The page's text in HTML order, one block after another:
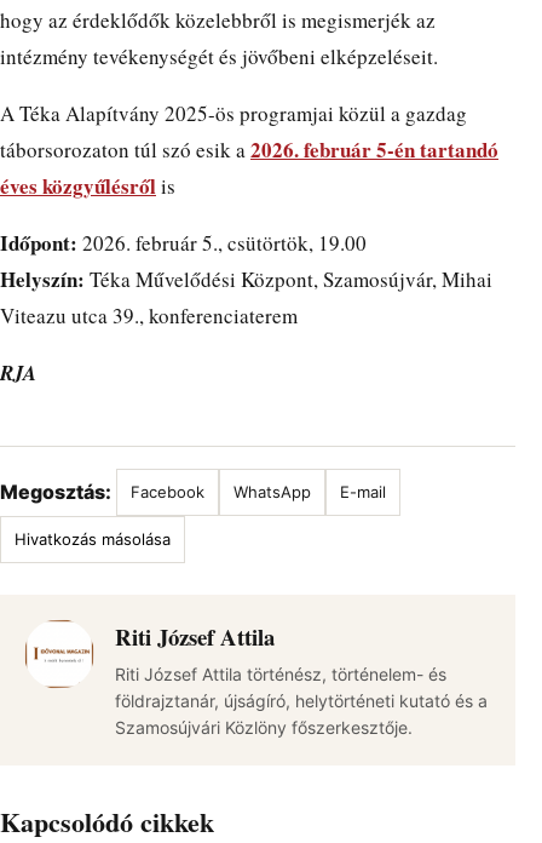
hogy az érdeklődők közelebbről is megismerjék az
intézmény tevékenységét és jövőbeni elképzeléseit.
A Téka Alapítvány 2025-ös programjai közül a gazdag
táborsorozaton túl szó esik a2026. február 5-én tartandó
éves közgyűlésrőlis
Időpont: 2026. február 5., csütörtök, 19.00
Helyszín: Téka Művelődési Központ, Szamosújvár, Mihai
Viteazu utca 39., konferenciaterem
RJA
Megosztás: Facebook WhatsApp E-mail
Hivatkozás másolása
Riti József Attila
Riti József Attila történész, történelem- és
földrajztanár, újságíró, helytörténeti kutató és a
Szamosújvári Közlöny főszerkesztője.
Kapcsolódó cikkek